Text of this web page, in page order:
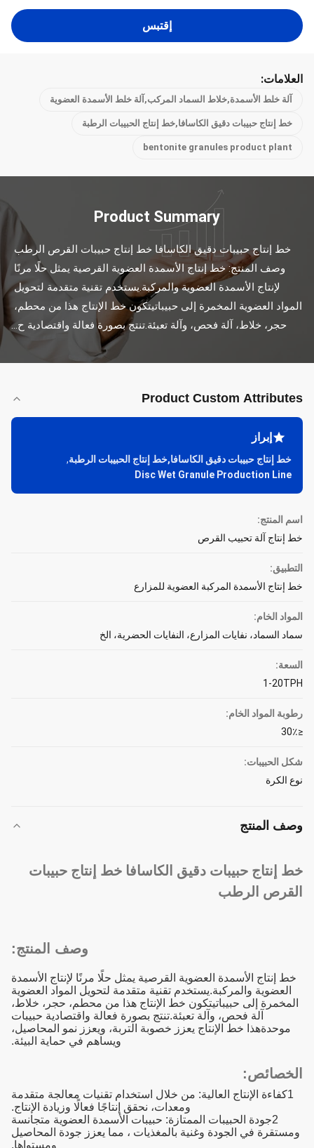
إقتبس
العلامات:
آلة خلط الأسمدة,خلاط السماد المركب,آلة خلط الأسمدة العضوية
خط إنتاج حبيبات دقيق الكاسافا,خط إنتاج الحبيبات الرطبة
bentonite granules product plant
Product Summary
لإنتاج الأسمدة العضوية والمركبة.يستخدم تقنية متقدمة لتحويل
حجر، خلاط، آلة فحص، وآلة تعبئة.تنتج بصورة فعالة واقتصادية ح...
Product Custom Attributes
إبراز
خط إنتاج حبيبات دقيق الكاسافا,خط إنتاج الحبيبات الرطبة,
Disc Wet Granule Production Line
اسم المنتج:
خط إنتاج آلة تحبيب القرص
التطبيق:
خط إنتاج الأسمدة المركبة العضوية للمزارع
المواد الخام:
سماد السماد، نفايات المزارع، النفايات الحضرية، الخ
السعة:
1-20TPH
رطوبة المواد الخام:
≤30٪
شكل الحبيبات:
نوع الكرة
وصف المنتج
خط إنتاج حبيبات دقيق الكاسافا خط إنتاج حبيبات
القرص الرطب
وصف المنتج:
خط إنتاج الأسمدة العضوية القرصية يمثل حلًا مرنًا لإنتاج الأسمدة
العضوية والمركبة.يستخدم تقنية متقدمة لتحويل المواد العضوية
المخمرة إلى حبيباتيتكون خط الإنتاج هذا من محطم، حجر، خلاط،
آلة فحص، وآلة تعبئة.تنتج بصورة فعالة واقتصادية حبيبات
موحدةهذا خط الإنتاج يعزز خصوبة التربة، ويعزز نمو المحاصيل،
ويساهم في حماية البيئة.
الخصائص:
1كفاءة الإنتاج العالية: من خلال استخدام تقنيات معالجة متقدمة
ومعدات، نحقق إنتاجًا فعالًا وزيادة الإنتاج.
2جودة الحبيبات الممتازة: حبيبات الأسمدة العضوية متجانسة
ومستقرة في الجودة وغنية بالمغذيات ، مما يعزز جودة المحاصيل
ومستواها.